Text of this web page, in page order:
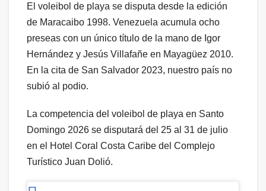
El voleibol de playa se disputa desde la edición
de Maracaibo 1998. Venezuela acumula ocho
preseas con un único título de la mano de Igor
Hernández y Jesús Villafañe en Mayagüez 2010.
En la cita de San Salvador 2023, nuestro país no
subió al podio.
La competencia del voleibol de playa en Santo
Domingo 2026 se disputará del 25 al 31 de julio
en el Hotel Coral Costa Caribe del Complejo
Turístico Juan Dolió.